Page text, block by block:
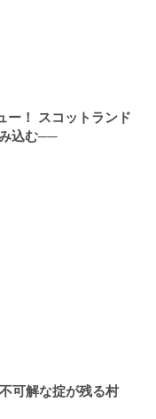
ー！ スコットランド
込む──
可解な掟が残る村